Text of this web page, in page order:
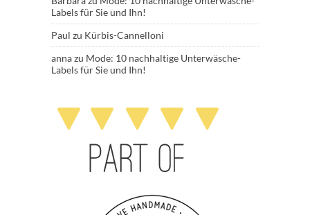
Labels für Sie und Ihn!
Paul zu Kürbis-Cannelloni
annazu Mode: 10 nachhaltige Unterwäsche-
Labels für Sie und Ihn!